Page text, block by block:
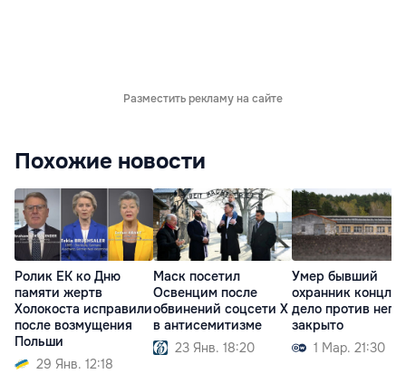
Разместить рекламу на сайте
Похожие новости
Ролик ЕК ко Дню
памяти жертв
Холокоста исправили
после возмущения
Польши
29 Янв. 12:18
Маск посетил
Освенцим после
обвинений соцсети X
в антисемитизме
23 Янв. 18:20
Умер бывший
охранник
дело против него
закрыто
1 Мар. 21:30